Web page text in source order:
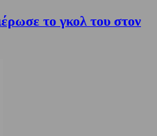
το γκολ του στον